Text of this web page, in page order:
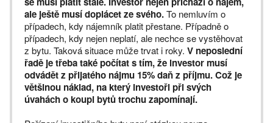
ale ještě musí doplácet ze svého.To nemluvím o
případech, kdy nájemník platit přestane. Případně o
případech, kdy nejen neplatí, ale nechce se vystěhovat
z bytu. Taková situace může trvat i roky. V neposlední
řadě je třeba také počítat s tím, že investor musí
odvádět z přijatého nájmu 15% daň z příjmu. Což je
většinou náklad, na který investoři při svých
úvahách o koupi bytů trochu zapomínají.